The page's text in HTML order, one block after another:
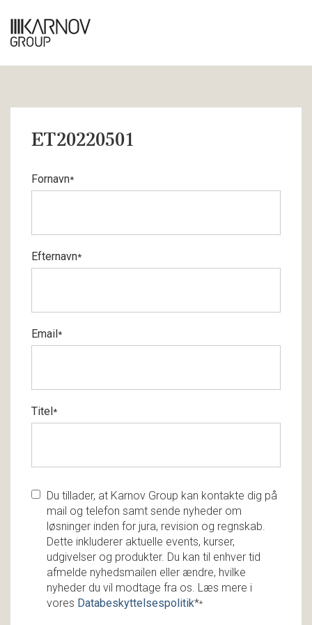
ET20220501
Fornavn*
Efternavn*
Email*
Titel*
Du tillader, at Karnov Group kan kontakte dig på
mail og telefon samt sende nyheder om
løsninger inden for jura, revision og regnskab.
Dette inkluderer aktuelle events, kurser,
udgivelser og produkter. Du kan til enhver tid
afmelde nyhedsmailen eller ændre, hvilke
nyheder du vil modtage fra os. Læs mere i
vores Databeskyttelsespolitik**